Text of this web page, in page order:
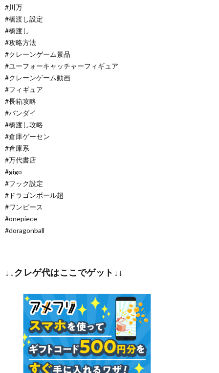
#川万
#橋渡し設定
#橋渡し
#攻略方法
#クレーンゲーム景品
#ユーフォーキャッチャーフィギュア
#クレーンゲーム動画
#フィギュア
#長箱攻略
#バンダイ
#橋渡し攻略
#倉庫ゲーセン
#倉庫系
#万代書店
#gigo
#フック設定
#ドラゴンボール超
#ワンピース
#onepiece
#doragonball
↓↓クレゲ代はここでゲット↓↓